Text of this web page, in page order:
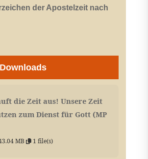
der Apostelzeit nach
die Zeit aus! Unsere Zeit
zum Dienst für Gott (MP
MB 1 file(s)